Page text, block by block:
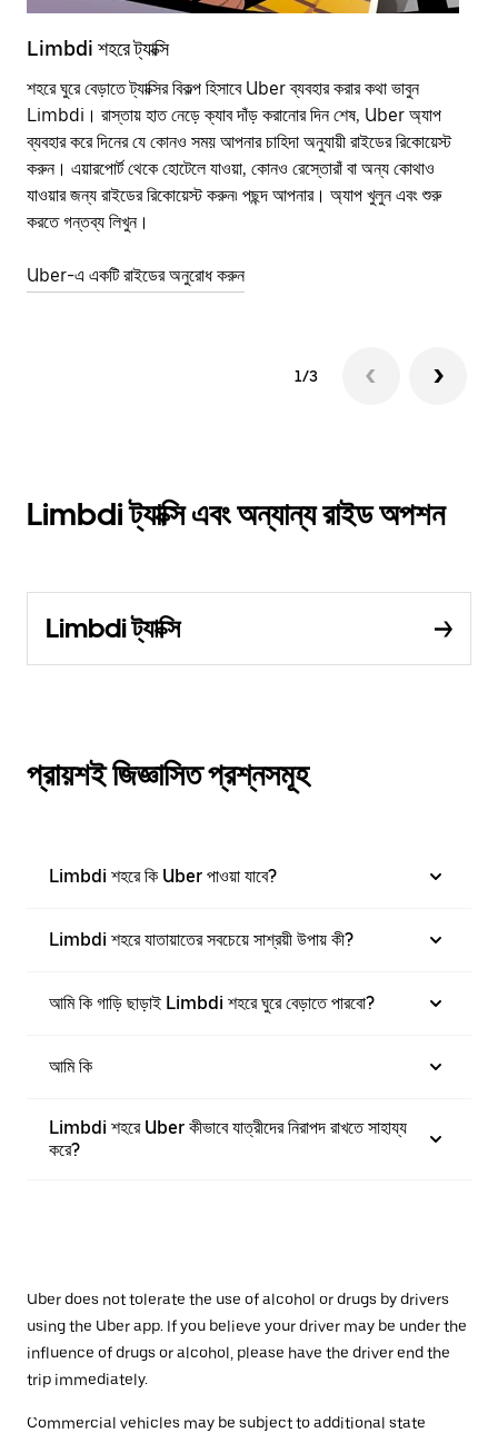
Limbdi শহরে ট্যাক্সি
শহরে ঘুরে বেড়াতে ট্যাক্সির বিকল্প হিসাবে Uber ব্যবহার করার কথা ভাবুন
Limbdi। রাস্তায় হাত নেড়ে ক্যাব দাঁড় করানোর দিন শেষ, Uber অ্যাপ
ব্যবহার করে দিনের যে কোনও সময় আপনার চাহিদা অনুযায়ী রাইডের রিকোয়েস্ট
করুন। এয়ারপোর্ট থেকে হোটেলে যাওয়া, কোনও রেস্তোরাঁ বা অন্য কোথাও
যাওয়ার জন্য রাইডের রিকোয়েস্ট করুন৷ পছন্দ আপনার। অ্যাপ খুলুন এবং শুরু
করতে গন্তব্য লিখুন।
Uber-এ একটি রাইডের অনুরোধ করুন
1/3
Limbdi ট্যাক্সি এবং অন্যান্য রাইড অপশন
Limbdi ট্যাক্সি
প্রায়শই জিজ্ঞাসিত প্রশ্নসমূহ
Limbdi শহরে কি Uber পাওয়া যাবে?
Limbdi শহরে যাতায়াতের সবচেয়ে সাশ্রয়ী উপায় কী?
আমি কি গাড়ি ছাড়াই Limbdi শহরে ঘুরে বেড়াতে পারবো?
আমি কি
Limbdi শহরে Uber কীভাবে যাত্রীদের নিরাপদ রাখতে সাহায্য
করে?
Uber does not tolerate the use of alcohol or drugs by drivers
using the Uber app. If you believe your driver may be under the
influence of drugs or alcohol, please have the driver end the
trip immediately.
Commercial vehicles may be subject to additional state